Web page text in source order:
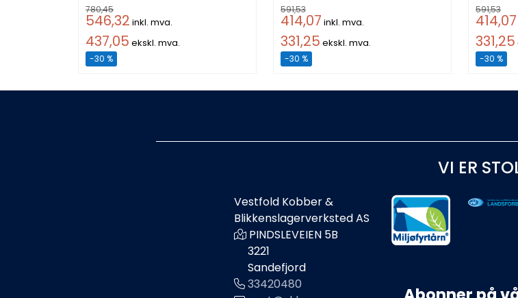
780,45
546,32 inkl. mva.
437,05 ekskl. mva.
-30 %
591,53
414,07 inkl. mva.
331,25 ekskl. mva.
-30 %
591,53
414,07
331,25
-30 %
VI ER
Vestfold Kobber &
Blikkenslagerverksted AS
PINDSLEVEIEN 5B
3221
Sandefjord
33420480